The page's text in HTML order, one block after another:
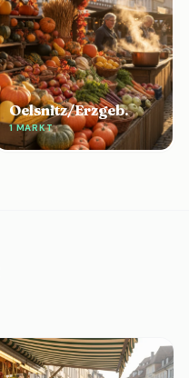
Oelsnitz/Erzgeb.
1 MARKT